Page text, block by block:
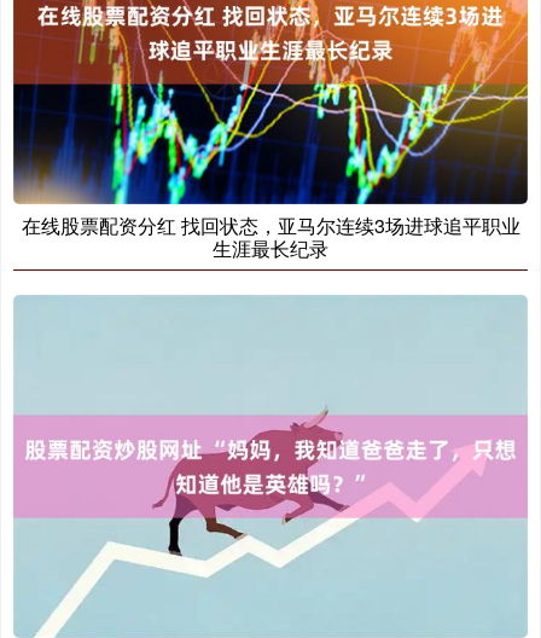
在线股票配资分红 找回状态，亚马尔连续3场进球追平职业
生涯最长纪录